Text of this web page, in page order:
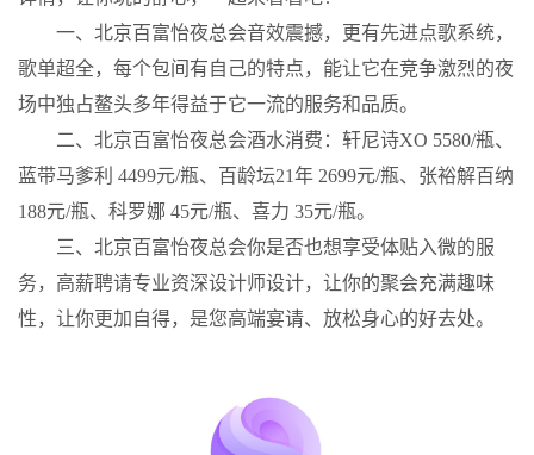
一、北京百富怡夜总会音效震撼，更有先进点歌系统，
歌单超全，每个包间有自己的特点，能让它在竞争激烈的夜
场中独占鳌头多年得益于它一流的服务和品质。
二、北京百富怡夜总会酒水消费：轩尼诗XO 5580/瓶、
蓝带马爹利 4499元/瓶、百龄坛21年 2699元/瓶、张裕解百纳
188元/瓶、科罗娜 45元/瓶、喜力 35元/瓶。
三、北京百富怡夜总会你是否也想享受体贴入微的服
务，高薪聘请专业资深设计师设计，让你的聚会充满趣味
性，让你更加自得，是您高端宴请、放松身心的好去处。